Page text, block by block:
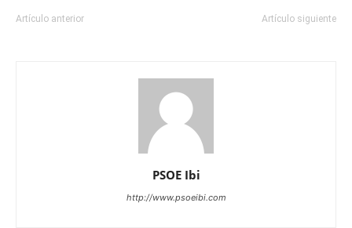
Artículo anterior Artículo siguiente
PSOE Ibi
http://www.psoeibi.com